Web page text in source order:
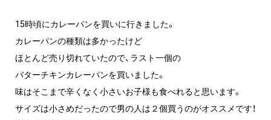
15時頃にカレーパンを買いに行きました。
カレーパンの種類は多かったけど
ほとんど売り切れていたので、ラスト一個の
バターチキンカレーパンを買いました。
味はそこまで辛くなく小さいお子様も食べれると思います。
サイズは小さめだったので男の人は２個買うのがオススメです！